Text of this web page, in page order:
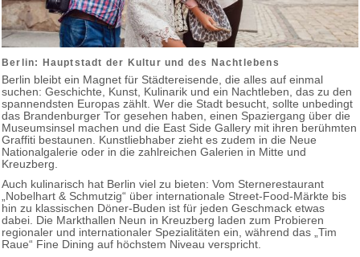
Berlin: Hauptstadt der Kultur und des Nachtlebens
Berlin bleibt ein Magnet für Städtereisende, die alles auf einmal
suchen: Geschichte, Kunst, Kulinarik und ein Nachtleben, das zu den
spannendsten Europas zählt. Wer die Stadt besucht, sollte unbedingt
das Brandenburger Tor gesehen haben, einen Spaziergang über die
Museumsinsel machen und die East Side Gallery mit ihren berühmten
Graffiti bestaunen. Kunstliebhaber zieht es zudem in die Neue
Nationalgalerie oder in die zahlreichen Galerien in Mitte und
Kreuzberg.
Auch kulinarisch hat Berlin viel zu bieten: Vom Sternerestaurant
„Nobelhart & Schmutzig“ über internationale Street-Food-Märkte bis
hin zu klassischen Döner-Buden ist für jeden Geschmack etwas
dabei. Die Markthallen Neun in Kreuzberg laden zum Probieren
regionaler und internationaler Spezialitäten ein, während das „Tim
Raue“ Fine Dining auf höchstem Niveau verspricht.